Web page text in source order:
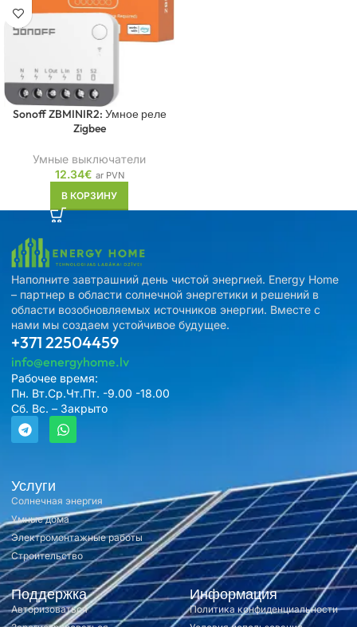
Sonoff ZBMINIR2: Умное реле
Zigbee
Умные выключатели
12.34€ ar PVN
В КОРЗИНУ
Услуги
Солнечная энергия
Умные дома
Электромонтажные работы
Строительство
Поддержка
Авторизоваться
Информация
Политика конфиденциальности
Наполните завтрашний день чистой энергией. Energy Home
– партнер в области солнечной энергетики и решений в
области возобновляемых источников энергии. Вместе с
нами мы создаем устойчивое будущее.
+371 22504459
info@energyhome.lv
Рабочее время:
Пн. Вт.Ср.Чт.Пт. -9.00 -18.00
Сб. Вс. – Закрыто